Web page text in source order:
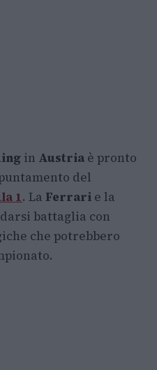
in Austria è pronto
del
1. La Ferrari e la
battaglia con
che potrebbero